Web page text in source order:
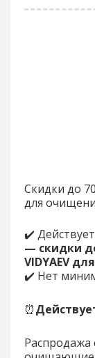
Скидки до
для
✔️ Действует
— скидки
VIDYAEV
✔️ Нет
⏰
Распродажа